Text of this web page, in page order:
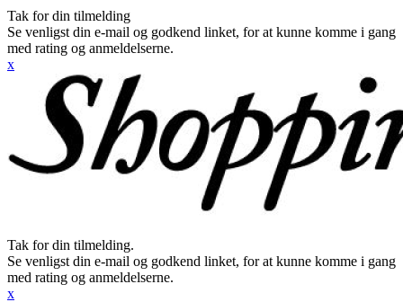
Tak for din tilmelding
Se venligst din e-mail og godkend linket, for at kunne komme i gang
med rating og anmeldelserne.
x
Tak for din tilmelding.
Se venligst din e-mail og godkend linket, for at kunne komme i gang
med rating og anmeldelserne.
x